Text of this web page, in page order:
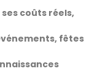
coûts réels,
fêtes